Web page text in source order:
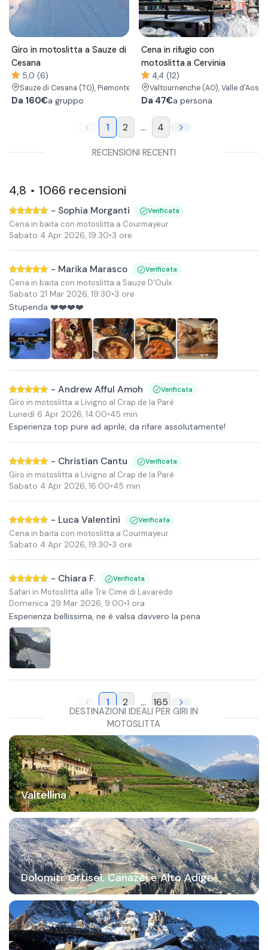
Giro in motoslitta a Sauze di
Cesana
5,0 (6)
Sauze di Cesana (TO), Piemonte
Da 160€a gruppo
Cena in rifugio con
motoslitta a Cervinia
4,4 (12)
Valtournenche (AO), Valle d'Aosta
Da 47€a persona
1 2 ... 4
RECENSIONI RECENTI
4,8 • 1066 recensioni
- Sophia Morganti Verificata
Cena in baita con motoslitta a Courmayeur
Sabato 4 Apr 2026, 19:30•3 ore
- Marika Marasco Verificata
Cena in baita con motoslitta a Sauze D'Oulx
Sabato 21 Mar 2026, 19:30•3 ore
Stupenda ❤️❤️❤️❤️
- Andrew Afful Amoh Verificata
Giro in motoslitta a Livigno al Crap de la Parè
Lunedì 6 Apr 2026, 14:00•45 min
Esperienza top pure ad aprile, da rifare assolutamente!
- Christian Cantu Verificata
Giro in motoslitta a Livigno al Crap de la Parè
Sabato 4 Apr 2026, 16:00•45 min
- Luca Valentini Verificata
Cena in baita con motoslitta a Courmayeur
Sabato 4 Apr 2026, 19:30•3 ore
- Chiara F. Verificata
Safari in Motoslitta alle Tre Cime di Lavaredo
Domenica 29 Mar 2026, 9:00•1 ora
Esperienza bellissima, ne è valsa davvero la pena
1 2 ... 165
DESTINAZIONI IDEALI PER GIRI IN
MOTOSLITTA
Valtellina
Dolomiti: Ortisei, Canazei e Alto Adige